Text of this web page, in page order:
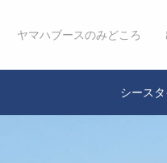
ヤマハブースのみどころ
シース